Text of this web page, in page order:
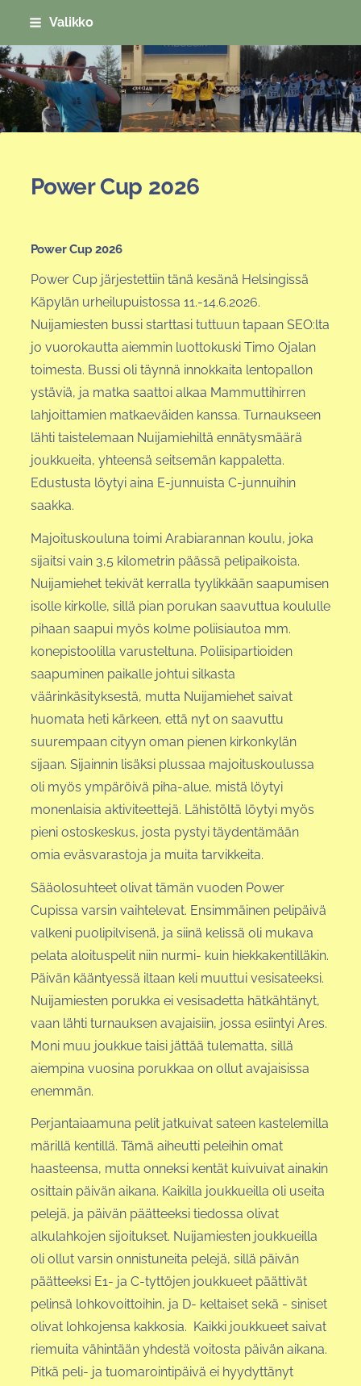
Siirry
sivun
sisältöön
Valikko
Sivuston etusivulle
Power Cup 2026
Power Cup 2026
Power Cup järjestettiin tänä kesänä Helsingissä
Käpylän urheilupuistossa 11.-14.6.2026.
Nuijamiesten bussi starttasi tuttuun tapaan SEO:lta
jo vuorokautta aiemmin luottokuski Timo Ojalan
toimesta. Bussi oli täynnä innokkaita lentopallon
ystäviä, ja matka saattoi alkaa Mammuttihirren
lahjoittamien matkaeväiden kanssa. Turnaukseen
lähti taistelemaan Nuijamiehiltä ennätysmäärä
joukkueita, yhteensä seitsemän kappaletta.
Edustusta löytyi aina E-junnuista C-junnuihin
saakka.
Majoituskouluna toimi Arabiarannan koulu, joka
sijaitsi vain 3,5 kilometrin päässä pelipaikoista.
Nuijamiehet tekivät kerralla tyylikkään saapumisen
isolle kirkolle, sillä pian porukan saavuttua koululle
pihaan saapui myös kolme poliisiautoa mm.
konepistoolilla varusteltuna. Poliisipartioiden
saapuminen paikalle johtui silkasta
väärinkäsityksestä, mutta Nuijamiehet saivat
huomata heti kärkeen, että nyt on saavuttu
suurempaan cityyn oman pienen kirkonkylän
sijaan. Sijainnin lisäksi plussaa majoituskoulussa
oli myös ympäröivä piha-alue, mistä löytyi
monenlaisia aktiviteettejä. Lähistöltä löytyi myös
pieni ostoskeskus, josta pystyi täydentämään
omia eväsvarastoja ja muita tarvikkeita.
Sääolosuhteet olivat tämän vuoden Power
Cupissa varsin vaihtelevat. Ensimmäinen pelipäivä
valkeni puolipilvisenä, ja siinä kelissä oli mukava
pelata aloituspelit niin nurmi- kuin hiekkakentilläkin.
Päivän kääntyessä iltaan keli muuttui vesisateeksi.
Nuijamiesten porukka ei vesisadetta hätkähtänyt,
vaan lähti turnauksen avajaisiin, jossa esiintyi Ares.
Moni muu joukkue taisi jättää tulematta, sillä
aiempina vuosina porukkaa on ollut avajaisissa
enemmän.
Perjantaiaamuna pelit jatkuivat sateen kastelemilla
märillä kentillä. Tämä aiheutti peleihin omat
haasteensa, mutta onneksi kentät kuivuivat ainakin
osittain päivän aikana. Kaikilla joukkueilla oli useita
pelejä, ja päivän päätteeksi tiedossa olivat
alkulahkojen sijoitukset. Nuijamiesten joukkueilla
oli ollut varsin onnistuneita pelejä, sillä päivän
päätteeksi E1- ja C-tyttöjen joukkueet päättivät
pelinsä lohkovoittoihin, ja D- keltaiset sekä - siniset
olivat lohkojensa kakkosia. Kaikki joukkueet saivat
riemuita vähintään yhdestä voitosta päivän aikana.
Pitkä peli- ja tuomarointipäivä ei hyydyttänyt